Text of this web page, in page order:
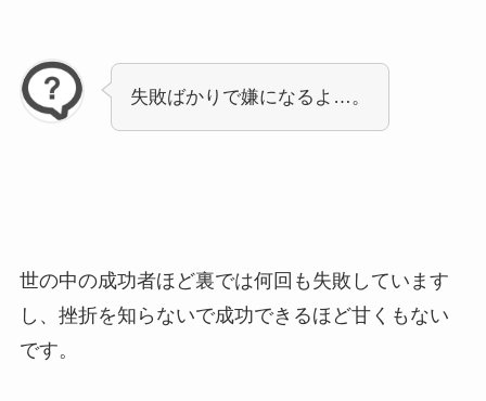
失敗ばかりで嫌になるよ…。
世の中の成功者ほど裏では何回も失敗しています
し、挫折を知らないで成功できるほど甘くもない
です。